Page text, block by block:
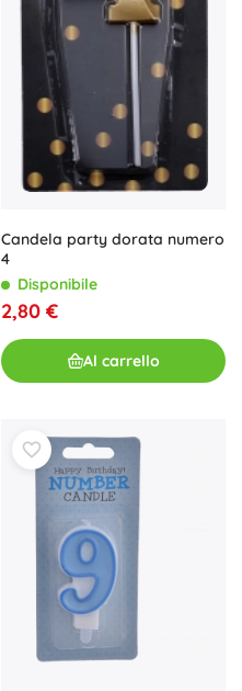
Candela party dorata numero
4
Disponibile
2,80 €
Al carrello